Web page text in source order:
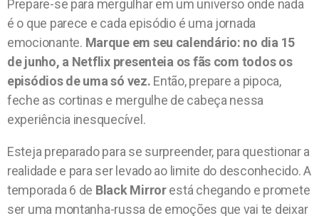
Prepare-se para mergulhar em um universo onde nada
é o que parece e cada episódio é uma jornada
emocionante. Marque em seu calendário: no dia 15
de junho, a Netflix presenteia os fãs com todos os
episódios de uma só vez. Então, prepare a pipoca,
feche as cortinas e mergulhe de cabeça nessa
experiência inesquecível.
Esteja preparado para se surpreender, para questionar a
realidade e para ser levado ao limite do desconhecido. A
temporada 6 de Black Mirrorestá chegando e promete
ser uma montanha-russa de emoções que vai te deixar